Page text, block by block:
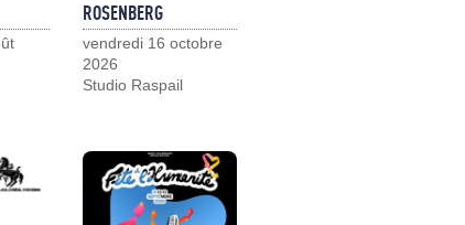
ROSENBERG
vendredi 16 octobre
2026
Studio Raspail